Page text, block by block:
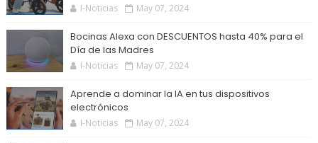
I-Noticias May 07, 2024
Bocinas Alexa con DESCUENTOS hasta 40% para el
Día de las Madres
I-Noticias May 07, 2024
Aprende a dominar la IA en tus dispositivos
electrónicos
I-Noticias May 07, 2024